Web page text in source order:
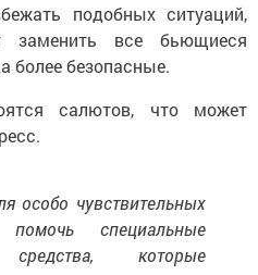
подобных ситуаций,
заменить все бьющиеся
более безопасные.
салютов, что может
особо чувствительных
специальные
средства, которые